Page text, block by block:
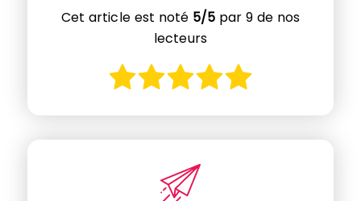
Cet article est noté 5/5 par 9 de nos
lecteurs